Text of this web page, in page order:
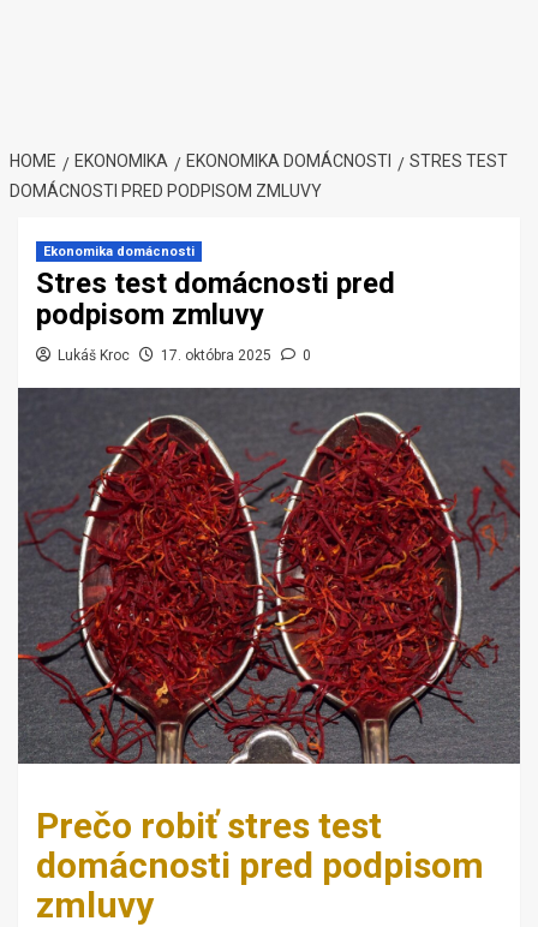
HOME EKONOMIKA EKONOMIKA DOMÁCNOSTI
STRES TEST
DOMÁCNOSTI PRED PODPISOM ZMLUVY
Ekonomika domácnosti
Stres test domácnosti pred
podpisom zmluvy
Lukáš Kroc 17. októbra 2025 0
Prečo robiť stres test
domácnosti pred podpisom
zmluvy